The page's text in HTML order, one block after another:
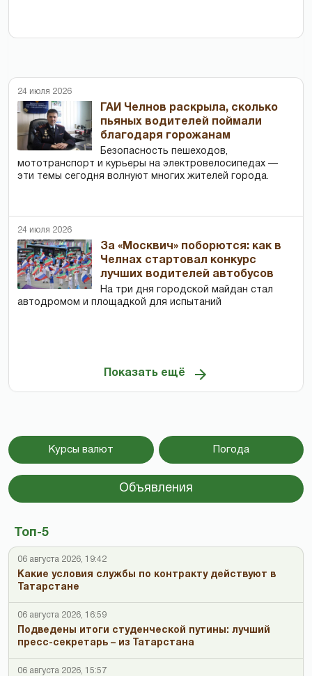
24 июля 2026
ГАИ Челнов раскрыла, сколько
пьяных водителей поймали
благодаря горожанам
Безопасность пешеходов,
мототранспорт и курьеры на электровелосипедах —
эти темы сегодня волнуют многих жителей города.
24 июля 2026
За «Москвич» поборются: как в
Челнах стартовал конкурс
лучших водителей автобусов
На три дня городской майдан стал
автодромом и площадкой для испытаний
Показать ещё
Курсы валют Погода
Объявления
Топ-5
06 августа 2026, 19:42
Какие условия службы по контракту действуют в
Татарстане
06 августа 2026, 16:59
Подведены итоги студенческой путины: лучший
пресс-секретарь – из Татарстана
06 августа 2026, 15:57